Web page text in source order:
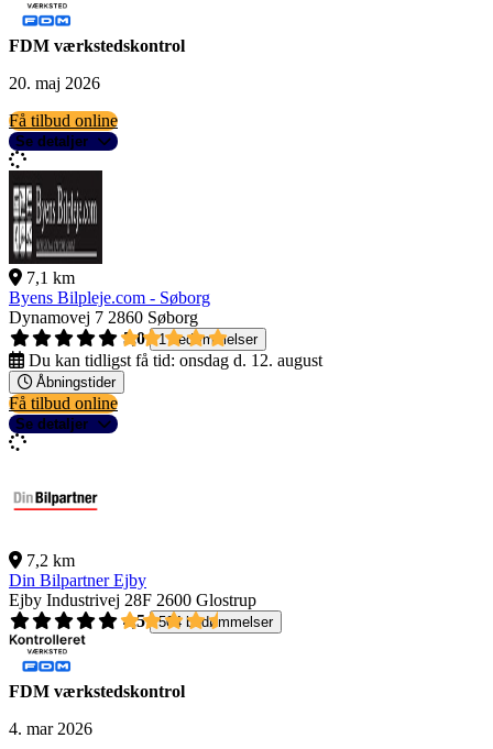
FDM værkstedskontrol
20. maj 2026
Få tilbud online
Se detaljer
7,1 km
Byens Bilpleje.com - Søborg
Dynamovej 7 2860 Søborg
5,0
1 bedømmelser
Du kan tidligst få tid: onsdag d. 12. august
Åbningstider
Få tilbud online
Se detaljer
7,2 km
Din Bilpartner Ejby
Ejby Industrivej 28F 2600 Glostrup
4,5
504 bedømmelser
FDM værkstedskontrol
4. mar 2026